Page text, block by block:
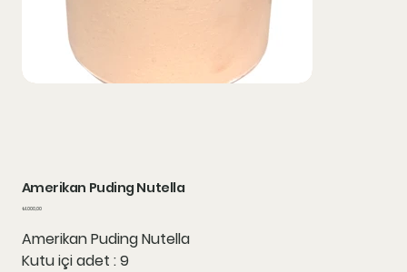
Amerikan Puding Nutella
Fiyat
₺1.000,00
Amerikan Puding Nutella
Kutu içi adet : 9